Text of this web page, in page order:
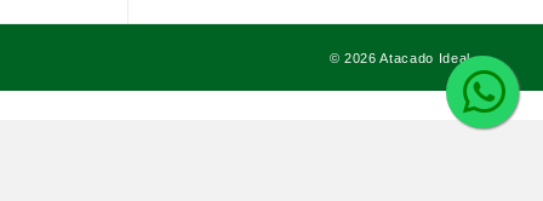
© 2026 Atacado Ideal